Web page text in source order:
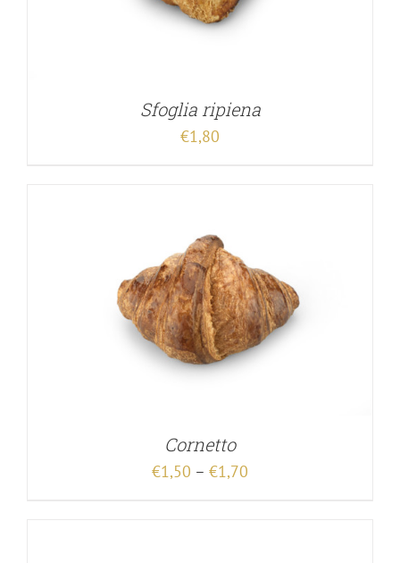
Sfoglia ripiena
€1,80
Cornetto
€1,50 – €1,70